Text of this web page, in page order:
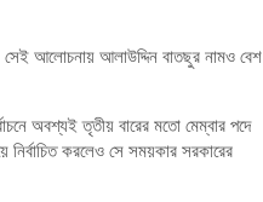
সেই আলোচনায় আলাউদ্দিন বাতছুর নামও বেশ
অবশ্যই তৃতীয় বারের মতো মেম্বার পদে
করলেও সে সময়কার সরকারের